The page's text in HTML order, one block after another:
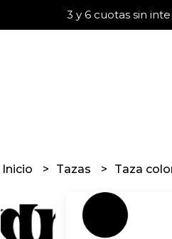
3 y 6 cuotas sin
Inicio Tazas Taza